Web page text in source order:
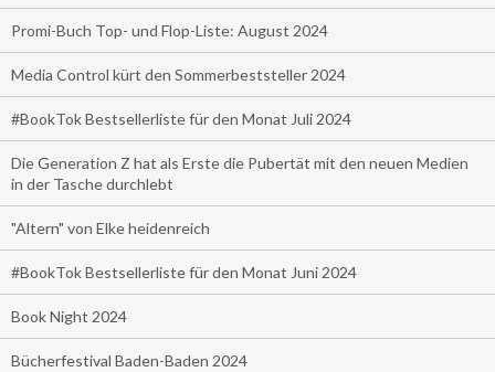
Promi-Buch Top- und Flop-Liste: August 2024
Media Control kürt den Sommerbeststeller 2024
#BookTok Bestsellerliste für den Monat Juli 2024
Die Generation Z hat als Erste die Pubertät mit den neuen Medien
in der Tasche durchlebt
"Altern" von Elke heidenreich
#BookTok Bestsellerliste für den Monat Juni 2024
Book Night 2024
Bücherfestival Baden-Baden 2024